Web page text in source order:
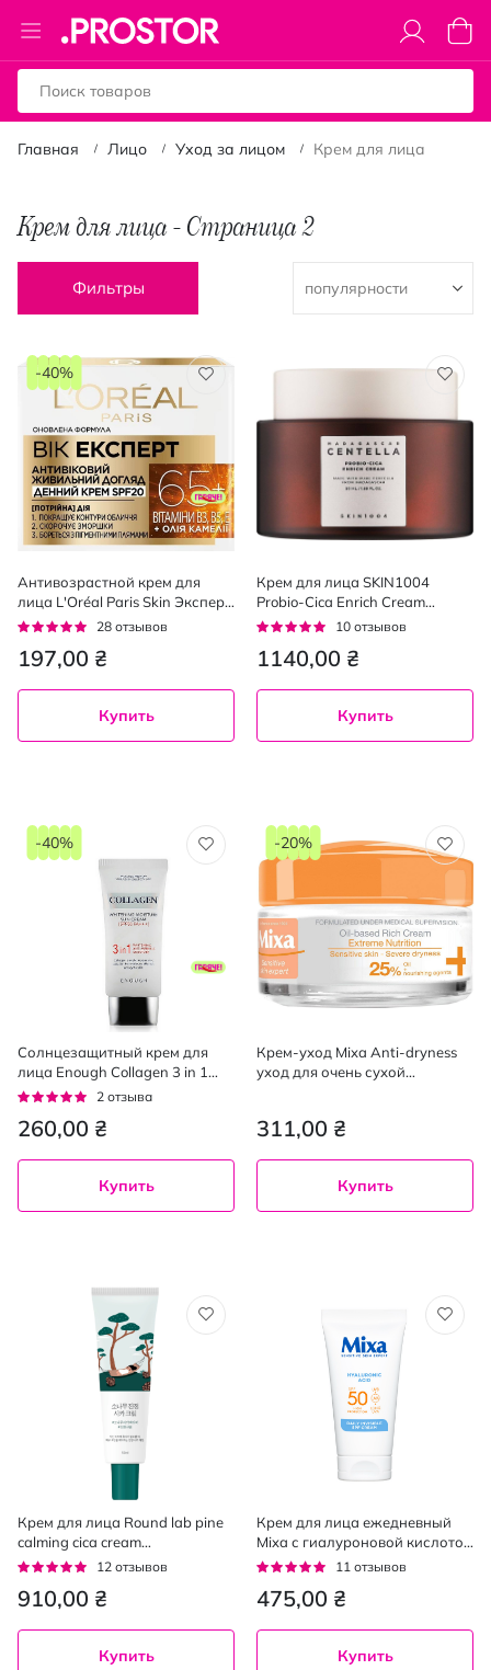
Toggle
Nav
Моя
Главная Лицо Уход за лицом Крем для лица
Крем для лица - Страница 2
Фильтры
Антивозрастной крем для
лица L'Oréal Paris Skin Эксперт
65+ дневной 50 мл
Рейтинг:
28 отзывов
197,00 ₴
-40%
Купить
Крем для лица SKIN1004
Probio-Cica Enrich Cream
восстановительный 50 мл
Рейтинг:
10 отзывов
1140,00 ₴
Купить
Солнцезащитный крем для
лица Enough Collagen 3 in 1
Whitening Moisture Sun Сream
г
Рейтинг:
2 отзыва
260,00 ₴
-40%
Купить
Крем-уход Mixa Anti-dryness
уход для очень сухой
311,00 ₴
-20%
Купить
Крем для лица Round lab pine
calming cica cream
успокаивающий с экстрактом
Рейтинг:
12 отзывов
910,00 ₴
Купить
Крем для лица ежедневный
Mixa с гиалуроновой кислотой
для сухой и чувствительной
Рейтинг:
11 отзывов
475,00 ₴
Купить